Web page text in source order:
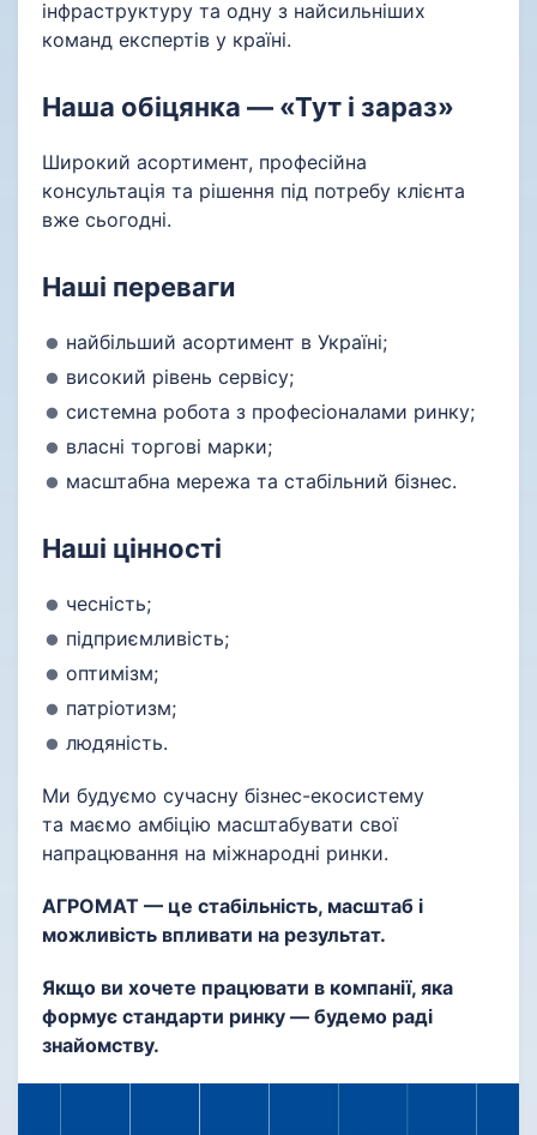
інфраструктуру та одну з найсильніших
команд експертів у країні.
Наша обіцянка — «Тут і зараз»
Широкий асортимент, професійна
консультація та рішення під потребу клієнта
вже сьогодні.
Наші переваги
найбільший асортимент в Україні;
високий рівень сервісу;
системна робота з професіоналами ринку;
власні торгові марки;
масштабна мережа та стабільний бізнес.
Наші цінності
чесність;
підприємливість;
оптимізм;
патріотизм;
людяність.
Ми будуємо сучасну бізнес-екосистему
та маємо амбіцію масштабувати свої
напрацювання на міжнародні ринки.
АГРОМАТ — це стабільність, масштаб і
можливість впливати на результат.
Якщо ви хочете працювати в компанії, яка
формує стандарти ринку — будемо раді
знайомству.